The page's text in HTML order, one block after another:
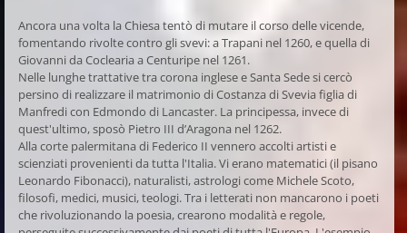
Ancora una volta la Chiesa tentò di mutare il corso delle vicende,
fomentando rivolte contro gli svevi: aTrapani nel 1260, e quella di
Giovanni da Coclearia a Centuripe nel 1261.
Nelle lunghe trattative tra corona inglese e Santa Sede si cercò
persino di realizzare il matrimonio di Costanza di Svevia figlia di
Manfredi con Edmondo di Lancaster. La principessa, invece di
quest'ultimo, sposò Pietro III d’Aragona nel 1262.
Alla corte palermitana di Federico II vennero accolti artisti e
scienziati provenienti da tutta l'Italia. Vi erano matematici (il pisano
Leonardo Fibonacci), naturalisti, astrologi come Michele Scoto,
filosofi, medici, musici, teologi. Tra i letterati non mancarono i poeti
che rivoluzionando la poesia, crearono modalità e regole,